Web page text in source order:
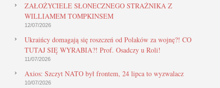
ZAŁOŻYCIELE SŁONECZNEGO STRAŻNIKA Z
WILLIAMEM TOMPKINSEM
12/07/2026
Ukraińcy domagają się roszczeń od Polaków za wojnę?! CO
TUTAJ SIĘ WYRABIA?! Prof. Osadczy u Roli!
11/07/2026
Axios: Szczyt NATO był frontem, 24 lipca to wyzwalacz
10/07/2026